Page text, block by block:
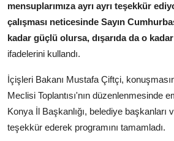
mensuplarımıza ayrı ayrı teşekkür
çalışması neticesinde Sayın
kadar güçlü olursa, dışarıda da o
ifadelerini kullandı.
İçişleri Bakanı Mustafa Çiftçi,
Meclisi Toplantısı'nın düzenlenmesinde
Konya İl Başkanlığı, belediye başkanları
teşekkür ederek programını tamamladı.